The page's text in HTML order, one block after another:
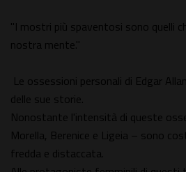
"I mostri più spaventosi sono quelli
nostra mente."
Le ossessioni personali di Edgar
delle sue storie.
Nonostante l'intensità di queste
Morella, Berenice e Ligeia – sono
fredda e distaccata.